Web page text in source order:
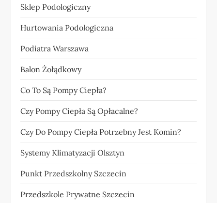
Sklep Podologiczny
Hurtowania Podologiczna
Podiatra Warszawa
Balon Żołądkowy
Co To Są Pompy Ciepła?
Czy Pompy Ciepła Są Opłacalne?
Czy Do Pompy Ciepła Potrzebny Jest Komin?
Systemy Klimatyzacji Olsztyn
Punkt Przedszkolny Szczecin
Przedszkole Prywatne Szczecin